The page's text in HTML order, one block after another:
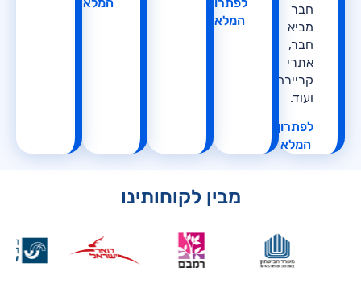
חבר
מביא
חבר,
אתרי
קריירה
ועוד.
לפתרון
המלא
המלא
מבין לקוחותינו